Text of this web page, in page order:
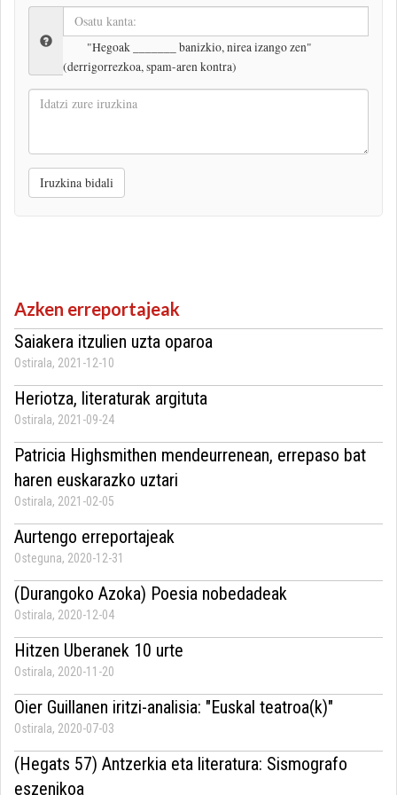
"Hegoak _______ banizkio, nirea izango zen"
(derrigorrezkoa, spam-aren kontra)
Idatzi
Iruzkina bidali
Azken erreportajeak
Saiakera itzulien uzta oparoa
Ostirala, 2021-12-10
Heriotza, literaturak argituta
Ostirala, 2021-09-24
Patricia Highsmithen mendeurrenean, errepaso bat
haren euskarazko uztari
Ostirala, 2021-02-05
Aurtengo erreportajeak
Osteguna, 2020-12-31
(Durangoko Azoka) Poesia nobedadeak
Ostirala, 2020-12-04
Hitzen Uberanek 10 urte
Ostirala, 2020-11-20
Oier Guillanen iritzi-analisia: "Euskal teatroa(k)"
Ostirala, 2020-07-03
(Hegats 57) Antzerkia eta literatura: Sismografo
eszenikoa